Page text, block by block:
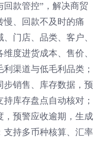
回款管控”，解决商贸
慢、回款不及时的痛
门店、品类、客户、
度进货成本、售价、
渠道与低毛利品类；
步销售、库存数据，预
库存盘点自动核对；
，预警应收逾期，生成
支持多币种核算、汇率